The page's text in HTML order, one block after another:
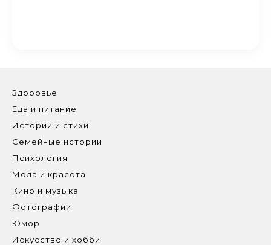
Здоровье
Еда и питание
Истории и стихи
Семейные истории
Психология
Мода и красота
Кино и музыка
Фотографии
Юмор
Искусство и хобби